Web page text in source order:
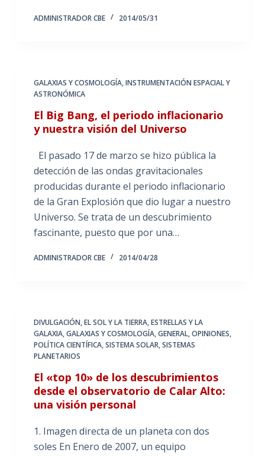
ADMINISTRADOR CBE 2014/05/31
GALAXIAS Y COSMOLOGÍA,INSTRUMENTACIÓN ESPACIAL Y
ASTRONÓMICA
El Big Bang, el periodo inflacionario
y nuestra visión del Universo
El pasado 17 de marzo se hizo pública la
detección de las ondas gravitacionales
producidas durante el periodo inflacionario
de la Gran Explosión que dio lugar a nuestro
Universo. Se trata de un descubrimiento
fascinante, puesto que por una…
ADMINISTRADOR CBE 2014/04/28
DIVULGACIÓN,EL SOL Y LA TIERRA,ESTRELLAS Y LA
GALAXIA,GALAXIAS Y COSMOLOGÍA,GENERAL,OPINIONES,
POLÍTICA CIENTÍFICA,SISTEMA SOLAR,SISTEMAS
PLANETARIOS
El «top 10» de los descubrimientos
desde el observatorio de Calar Alto:
una visión personal
1. Imagen directa de un planeta con dos
soles En Enero de 2007, un equipo